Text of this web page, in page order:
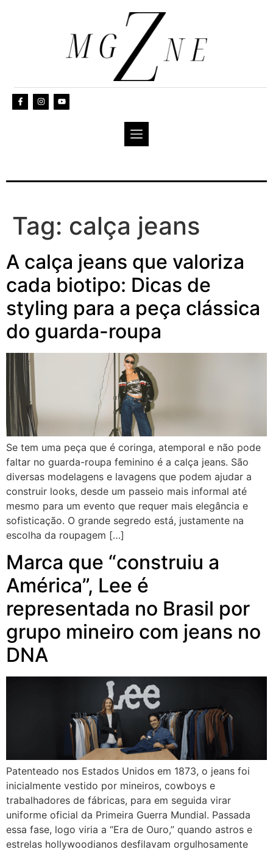
Tag: calça jeans
A calça jeans que valoriza
cada biotipo: Dicas de
styling para a peça clássica
do guarda-roupa
Se tem uma peça que é coringa, atemporal e não pode
faltar no guarda-roupa feminino é a calça jeans. São
diversas modelagens e lavagens que podem ajudar a
construir looks, desde um passeio mais informal até
mesmo para um evento que requer mais elegância e
sofisticação. O grande segredo está, justamente na
escolha da roupagem […]
Marca que “construiu a
América”, Lee é
representada no Brasil por
grupo mineiro com jeans no
DNA
Patenteado nos Estados Unidos em 1873, o jeans foi
inicialmente vestido por mineiros, cowboys e
trabalhadores de fábricas, para em seguida virar
uniforme oficial da Primeira Guerra Mundial. Passada
essa fase, logo viria a “Era de Ouro,” quando astros e
estrelas hollywoodianos desfilavam orgulhosamente